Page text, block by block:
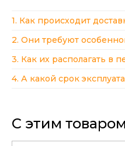
1. Как происходит
2. Они требуют
3. Как их располагать в
4. А какой срок
С этим